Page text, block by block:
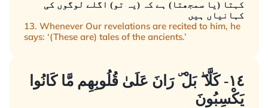
کہتا (یا سمجھتا) ہے کہ (یہ تو) اگلے لوگوں کی
کہانیاں ہیں
13. Whenever Our revelations are recited to him, he
says: ‘(These are) tales of the ancients.’
١٤- كَلَّا ۖ بَلْ ۜ رَانَ عَلَىٰ قُلُوبِهِم مَّا كَانُوا
يَكْسِبُونَ